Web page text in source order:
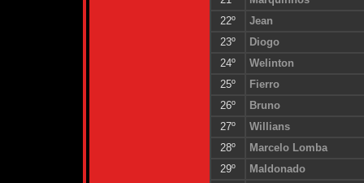
22º
Jean
23º
Diogo
24º
Welinton
25º
Fierro
26º
Bruno
27º
Willians
28º
Marcelo Lomba
29º
Maldonado